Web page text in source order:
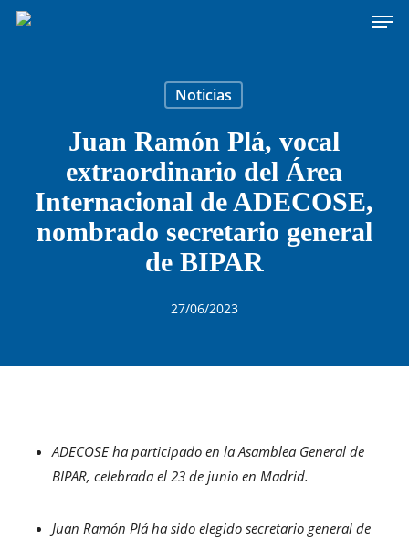
Skip
Noticias
Juan Ramón Plá, vocal
extraordinario del Área
Internacional de ADECOSE,
nombrado secretario general
de BIPAR
27/06/2023
ADECOSE ha participado en la Asamblea General de
BIPAR, celebrada el 23 de junio en Madrid.
Juan Ramón Plá ha sido elegido secretario general de